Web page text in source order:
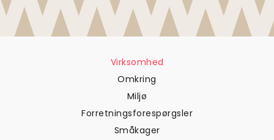
Virksomhed
Omkring
Miljø
Forretningsforespørgsler
Småkager